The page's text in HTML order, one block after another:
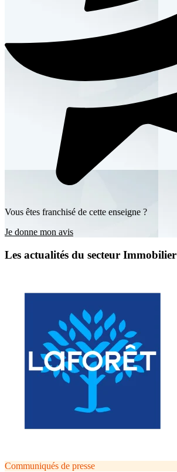
Vous êtes franchisé de cette enseigne ?
Je donne mon avis
Les actualités du secteur Immobilier
Communiqués de presse